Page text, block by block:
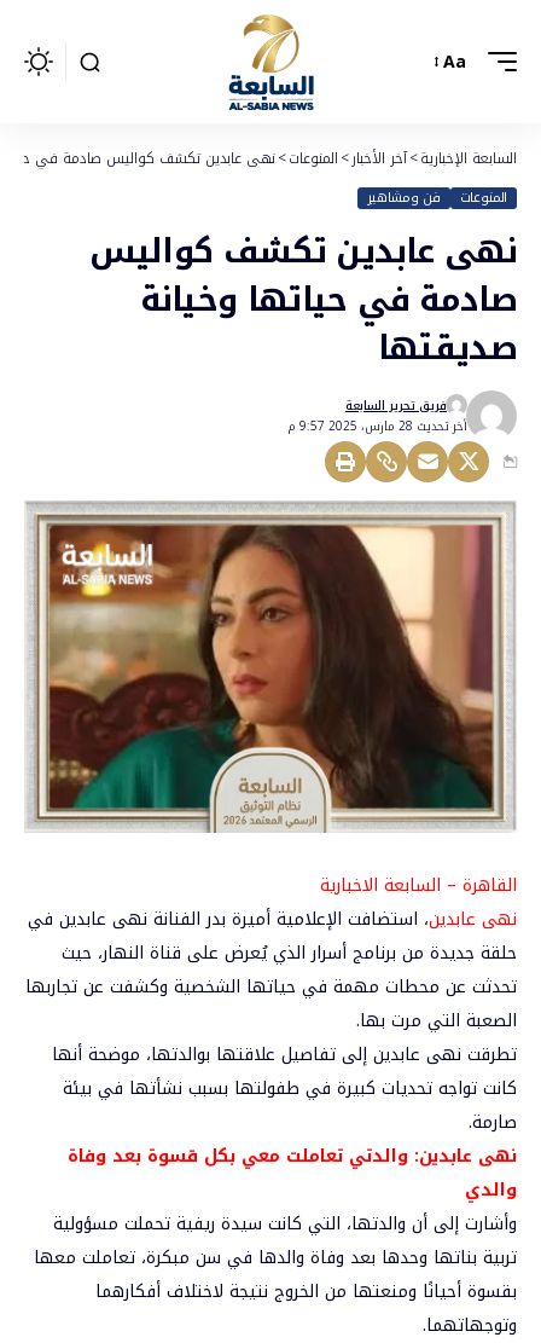
Aa
السابعة الإخبارية>آخر الأخبار>المنوعات>نهى عابدين تكشف كواليس صادمة في
المنوعات فن ومشاهير
نهى عابدين تكشف كواليس
صادمة في حياتها وخيانة
صديقتها
أخر تحديث 28 مارس، 2025 9:57 م
فريق تحرير السابعة
القاهرة – السابعة الاخبارية
نهى عابدين، استضافت الإعلامية أميرة بدر الفنانة نهى عابدين في
حلقة جديدة من برنامج أسرار الذي يُعرض على قناة النهار، حيث
تحدثت عن محطات مهمة في حياتها الشخصية وكشفت عن تجاربها
الصعبة التي مرت بها.
تطرقت نهى عابدين إلى تفاصيل علاقتها بوالدتها، موضحة أنها
كانت تواجه تحديات كبيرة في طفولتها بسبب نشأتها في بيئة
صارمة.
نهى عابدين: والدتي تعاملت معي بكل قسوة بعد وفاة
والدي
وأشارت إلى أن والدتها، التي كانت سيدة ريفية تحملت مسؤولية
تربية بناتها وحدها بعد وفاة والدها في سن مبكرة، تعاملت معها
بقسوة أحيانًا ومنعتها من الخروج نتيجة لاختلاف أفكارهما
وتوجهاتهما.